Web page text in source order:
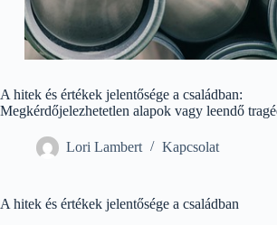
A hitek és értékek jelentősége a családban:
Megkérdőjelezhetetlen alapok vagy leendő
Lori Lambert Kapcsolat
A hitek és értékek jelentősége a családban